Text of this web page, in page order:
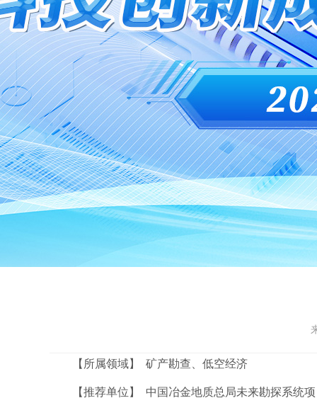
【所属领域】 矿产勘查、低空经济
【推荐单位】 中国冶金地质总局未来勘探系统项